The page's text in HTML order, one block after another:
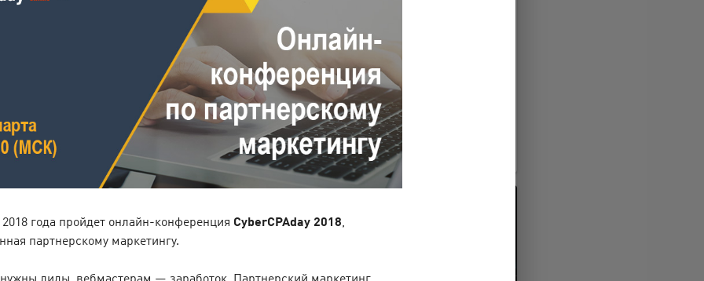
St. Valentine's Day
You may not but fall in love as up to the end of February
special holiday conditions for everyone who is ready to
love profit! For you - offers with increased rates,
promotions and special promotion…
LEARN MORE
2018 года пройдет онлайн-конференция CyberCPAday 2018,
партнерскому маркетингу.